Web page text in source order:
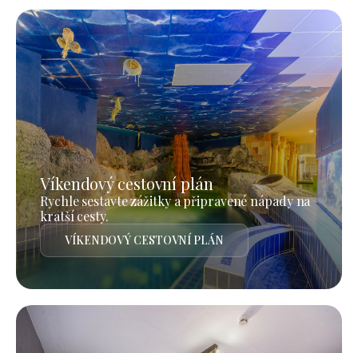
Víkendový cestovní plán
Rychle sestavte zážitky a připravené nápady na
kratší cesty.
VÍKENDOVÝ CESTOVNÍ PLÁN